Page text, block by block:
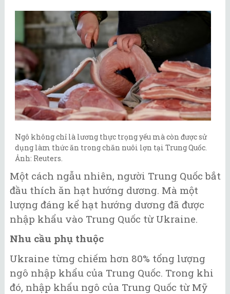
Ngô không chỉ là lương thực trọng yếu mà còn được sử
dụng làm thức ăn trong chăn nuôi lợn tại Trung Quốc.
Ảnh: Reuters.
Một cách ngẫu nhiên, người Trung Quốc bắt
đầu thích ăn hạt hướng dương. Mà một
lượng đáng kể hạt hướng dương đã được
nhập khẩu vào Trung Quốc từ Ukraine.
Nhu cầu phụ thuộc
Ukraine từng chiếm hơn 80% tổng lượng
ngô nhập khẩu của Trung Quốc. Trong khi
đó, nhập khẩu ngô của Trung Quốc từ Mỹ